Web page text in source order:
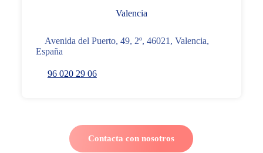
Valencia
Avenida del Puerto, 49, 2º, 46021, Valencia,
España
96 020 29 06
Contacta con nosotros